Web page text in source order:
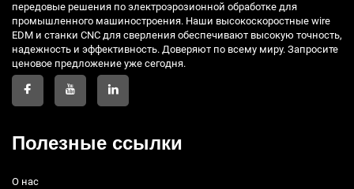
передовые решения по электроэрозионной обработке для
промышленного машиностроения. Наши высокоскоростные wire
EDM и станки CNC для сверления обеспечивают высокую точность,
надежность и эффективность. Доверяют по всему миру. Запросите
ценовое предложение уже сегодня.
Полезные ссылки
О нас